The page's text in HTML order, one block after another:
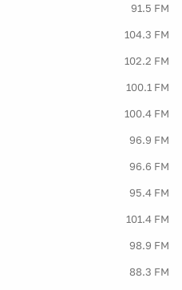
91.5 FM
104.3 FM
102.2 FM
100.1 FM
100.4 FM
96.9 FM
96.6 FM
95.4 FM
101.4 FM
98.9 FM
88.3 FM